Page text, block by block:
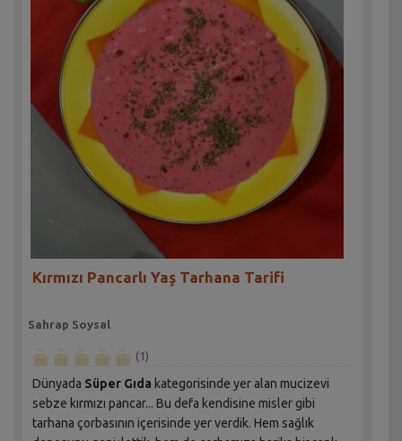
Kırmızı Pancarlı Yaş Tarhana Tarifi
Sahrap Soysal
(1)
Dünyada Süper Gıda kategorisinde yer alan mucizevi
sebze kırmızı pancar... Bu defa kendisine misler gibi
tarhana çorbasının içerisinde yer verdik. Hem sağlık